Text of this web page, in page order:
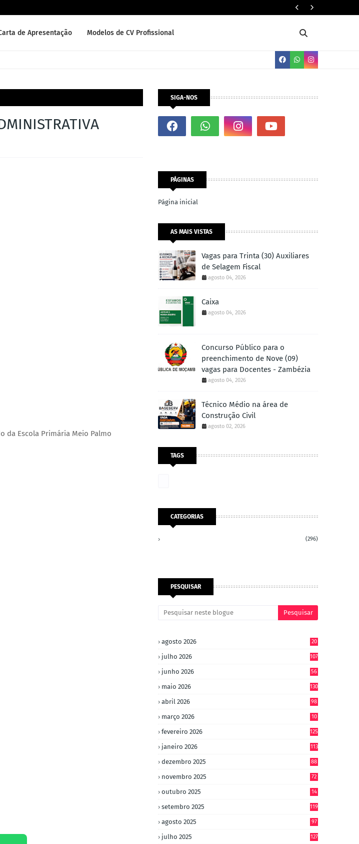
de Apresentação Modelos de CV Profissional
da Escola Primária Meio Palmo
SIGA-NOS
PÁGINAS
Página inicial
AS MAIS VISTAS
Vagas para Trinta (30) Auxiliares
de Selagem Fiscal
agosto 04, 2026
Caixa
agosto 04, 2026
Concurso Público para o
preenchimento de Nove (09)
vagas para Docentes - Zambézia
agosto 04, 2026
Técnico Médio na área de
Construção Civil
agosto 02, 2026
TAGS
CATEGORIAS
(296)
PESQUISAR
agosto 2026 20
julho 2026 107
junho 2026 56
maio 2026 130
abril 2026 98
março 2026
10
fevereiro 2026 125
janeiro 2026 113
dezembro 2025 88
novembro 2025 72
outubro 2025
14
setembro 2025 119
agosto 2025 97
julho 2025 127